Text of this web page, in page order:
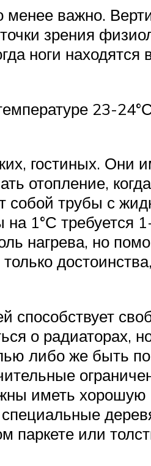
менее важно.
зрения
ноги находятся
23-
гостиных. Они
отопление,
собой трубы с
1°С требуется
нагрева, но
способствует
о радиаторах,
либо же быть
иметь хорошую
паркете или